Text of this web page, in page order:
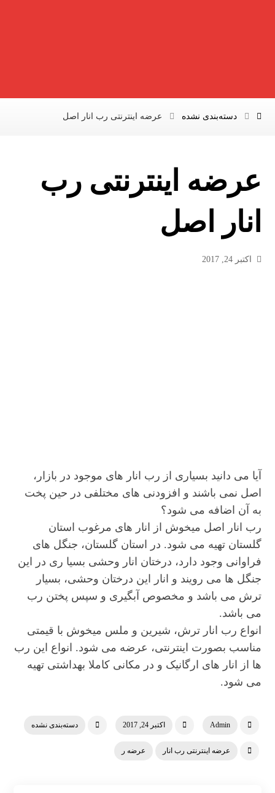
دسته‌بندی نشده عرضه اینترنتی رب انار اصل
عرضه اینترنتی رب
انار اصل
اکتبر 24, 2017
آیا می دانید بسیاری از رب انار های موجود در بازار،
اصل نمی باشند و افزودنی های مختلفی در حین پخت
به آن اضافه می شود؟
رب انار اصل میخوش از انار های مرغوب استان
گلستان تهیه می شود. در استان گلستان، جنگل های
فراوانی وجود دارد، درختان انار وحشی بسیا ری در این
جنگل ها می رویند و انار این درختان وحشی، بسیار
ترش می باشد و مخصوص آبگیری و سپس پختن رب
می باشد.
انواع رب انار ترش، شیرین و ملس میخوش با قیمتی
مناسب بصورت اینترنتی، عرضه می شود. انواع این رب
ها از انار های ارگانیک و در مکانی کاملا بهداشتی تهیه
می شود.
Admin اکتبر 24, 2017 دسته‌بندی نشده
عرضه اینترنتی رب انار عرضه ر